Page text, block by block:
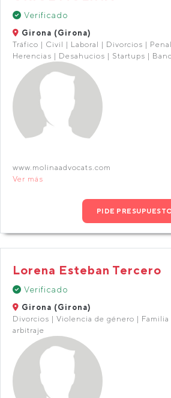
Verificado
Girona (Girona)
Tráfico | Civil | Laboral | Divorcios |
Herencias | Desahucios | Startups |
www.molinaadvocats.com
Ver más
PIDE
Lorena Esteban Tercero
Verificado
Girona (Girona)
Divorcios | Violencia de género |
arbitraje